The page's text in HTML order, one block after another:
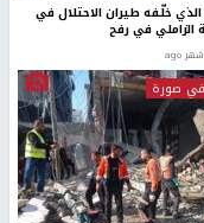
الذي خلّفه طيران الاحتلال في
الزاملي في رفح
صورة